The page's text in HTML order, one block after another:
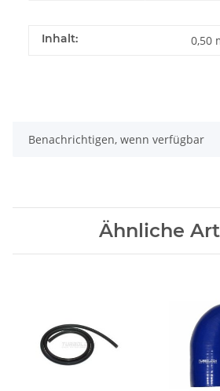
Inhalt: 0,50
Benachrichtigen, wenn verfügbar
Ähnliche